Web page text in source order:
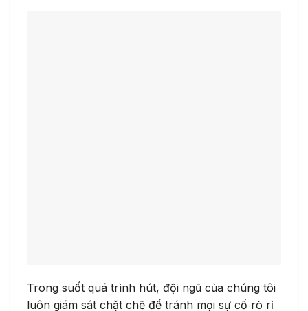
Trong suốt quá trình hút, đội ngũ của chúng tôi
luôn giám sát chặt chẽ để tránh mọi sự cố rò rỉ